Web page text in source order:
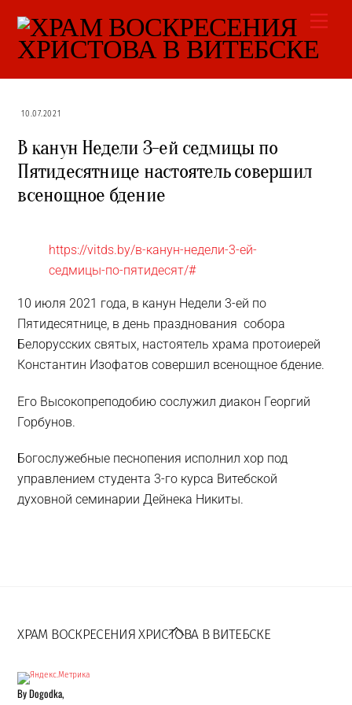
content
10.07.2021
В канун Недели 3-ей седмицы по
Пятидесятнице настоятель совершил
всенощное бдение
https://vitds.by/в-канун-недели-3-ей-
седмицы-по-пятидесят/#
10 июля 2021 года, в канун Недели 3-ей по
Пятидесятнице, в день празднования собора
Белорусских святых, настоятель храма протоиерей
Константин Изофатов совершил всенощное бдение.
Его Высокопреподобию сослужил диакон Георгий
Горбунов.
Богослужебные песнопения исполнил хор под
управлением студента 3-го курса Витебской
духовной семинарии Дейнека Никиты.
To
Top
ХРАМ ВОСКРЕСЕНИЯ ХРИСТОВА В ВИТЕБСКЕ
By Dogodka,